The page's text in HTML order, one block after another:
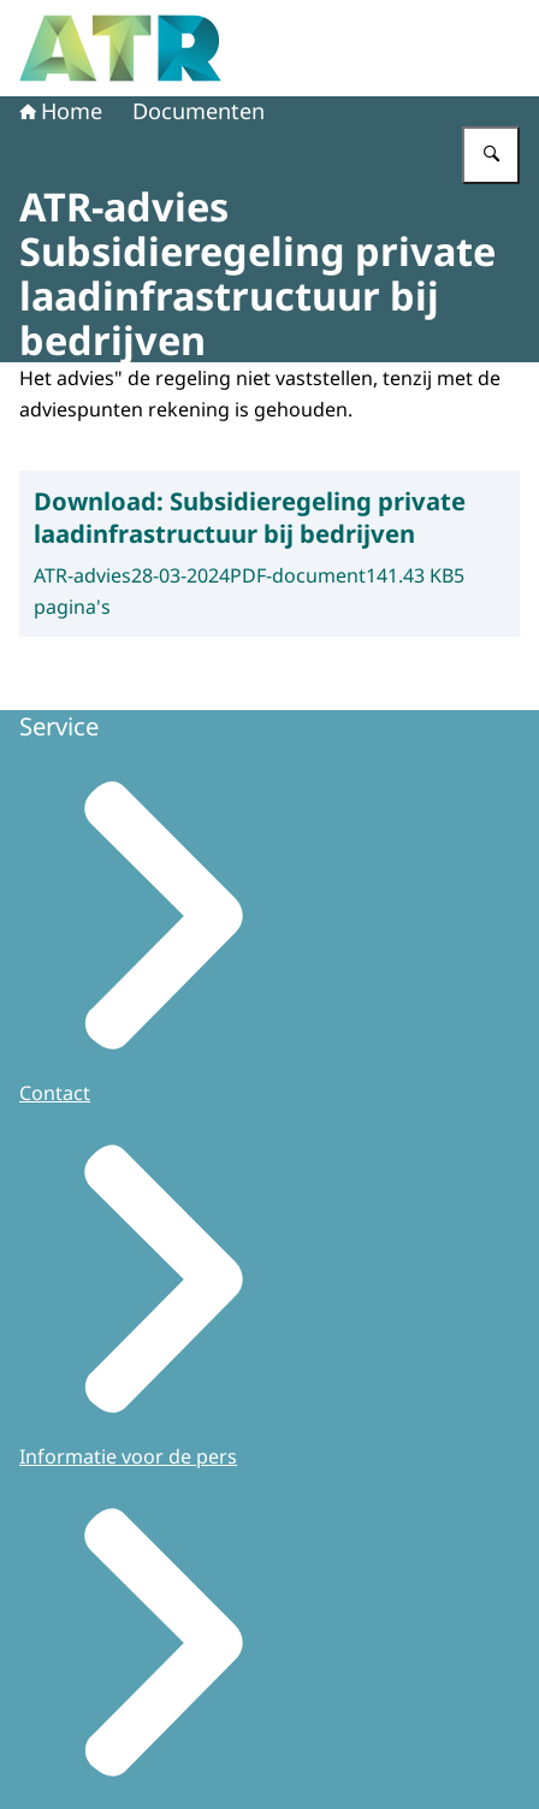
Naar de homepage van Adviescollege toetsing regeldruk
Home Documenten
ATR-advies
Subsidieregeling private
laadinfrastructuur bij
bedrijven
Het advies" de regeling niet vaststellen, tenzij met de
adviespunten rekening is gehouden.
Download: Subsidieregeling private
laadinfrastructuur bij bedrijven
ATR-advies28-03-2024PDF-document141.43 KB5
pagina's
Service
Contact
Informatie voor de pers